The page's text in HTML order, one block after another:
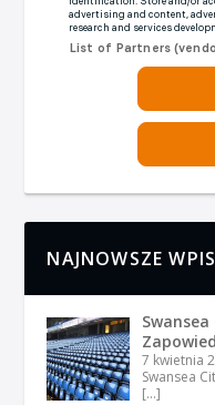
NAJNOWSZE
7 kwietnia
Swansea
[…]